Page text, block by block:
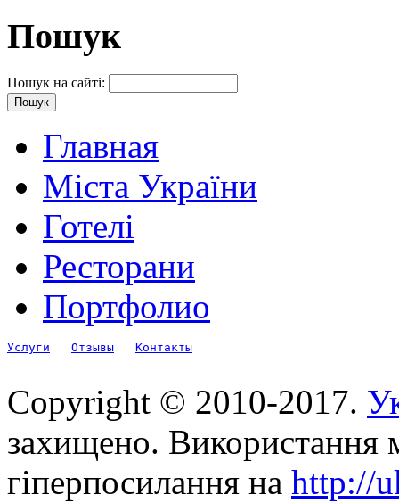
Пошук
Пошук на сайті:
Главная
Міста України
Готелі
Ресторани
Портфолио
Услуги Отзывы Контакты
Copyright © 2010-2017.
захищено. Використання
гіперпосилання на http://